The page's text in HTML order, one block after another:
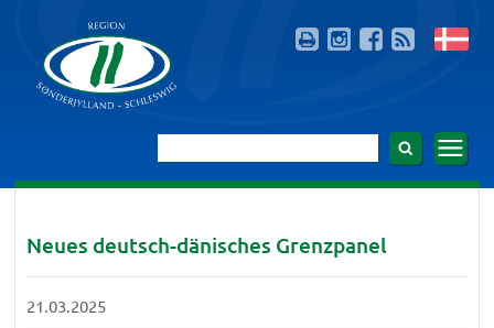
Neues deutsch-dänisches Grenzpanel
21.03.2025